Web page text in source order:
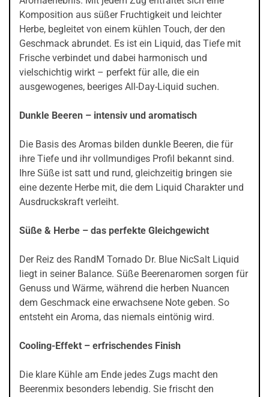
Komposition aus süßer Fruchtigkeit und leichter
Herbe, begleitet von einem kühlen Touch, der den
Geschmack abrundet. Es ist ein Liquid, das Tiefe mit
Frische verbindet und dabei harmonisch und
vielschichtig wirkt – perfekt für alle, die ein
ausgewogenes, beeriges All-Day-Liquid suchen.
Dunkle Beeren – intensiv und aromatisch
Die Basis des Aromas bilden dunkle Beeren, die für
ihre Tiefe und ihr vollmundiges Profil bekannt sind.
Ihre Süße ist satt und rund, gleichzeitig bringen sie
eine dezente Herbe mit, die dem Liquid Charakter und
Ausdruckskraft verleiht.
Süße & Herbe – das perfekte Gleichgewicht
Der Reiz des RandM Tornado Dr. Blue NicSalt Liquid
liegt in seiner Balance. Süße Beerenaromen sorgen für
Genuss und Wärme, während die herben Nuancen
dem Geschmack eine erwachsene Note geben. So
entsteht ein Aroma, das niemals eintönig wird.
Cooling-Effekt – erfrischendes Finish
Die klare Kühle am Ende jedes Zugs macht den
Beerenmix besonders lebendig. Sie frischt den